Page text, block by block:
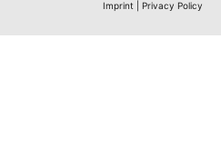
Imprint Privacy Policy